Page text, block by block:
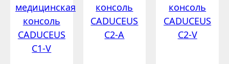
медицинская
консоль
CADUCEUS
C1-V
консоль
CADUCEUS
C2-A
консоль
CADUCEUS
C2-V